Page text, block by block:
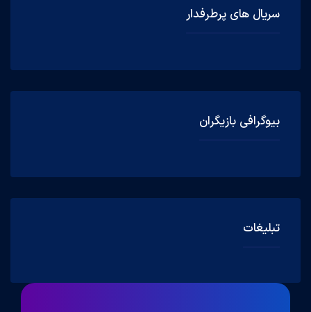
سریال های پرطرفدار
بیوگرافی بازیگران
تبلیغات